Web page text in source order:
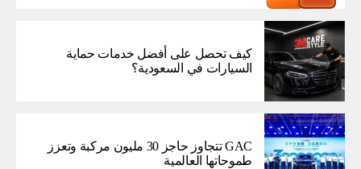
كيف تحصل على أفضل خدمات حماية
السيارات في السعودية؟
GAC تتجاوز حاجز 30 مليون مركبة وتعزز
طموحاتها العالمية